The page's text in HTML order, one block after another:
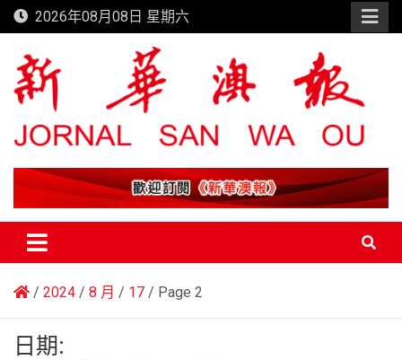
Skip
to
content
2026年08月08日 星期六
新華澳報
2024 8 月 17 Page 2
日期: